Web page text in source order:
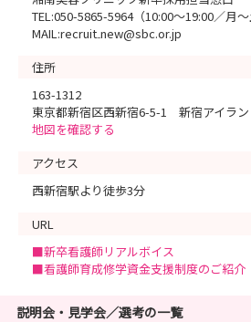
TEL:050-5865-5964（10:00～19:00／月～
MAIL:recruit₋new@sbc.or.jp
住所
163-1312
東京都新宿区西新宿6-5-1 新宿アイラン
地図を確認する
アクセス
西新宿駅より徒歩3分
URL
■新卒看護師リアルボイス
■看護師育成修学資金支援制度のご紹介
説明会・見学会／選考の一覧